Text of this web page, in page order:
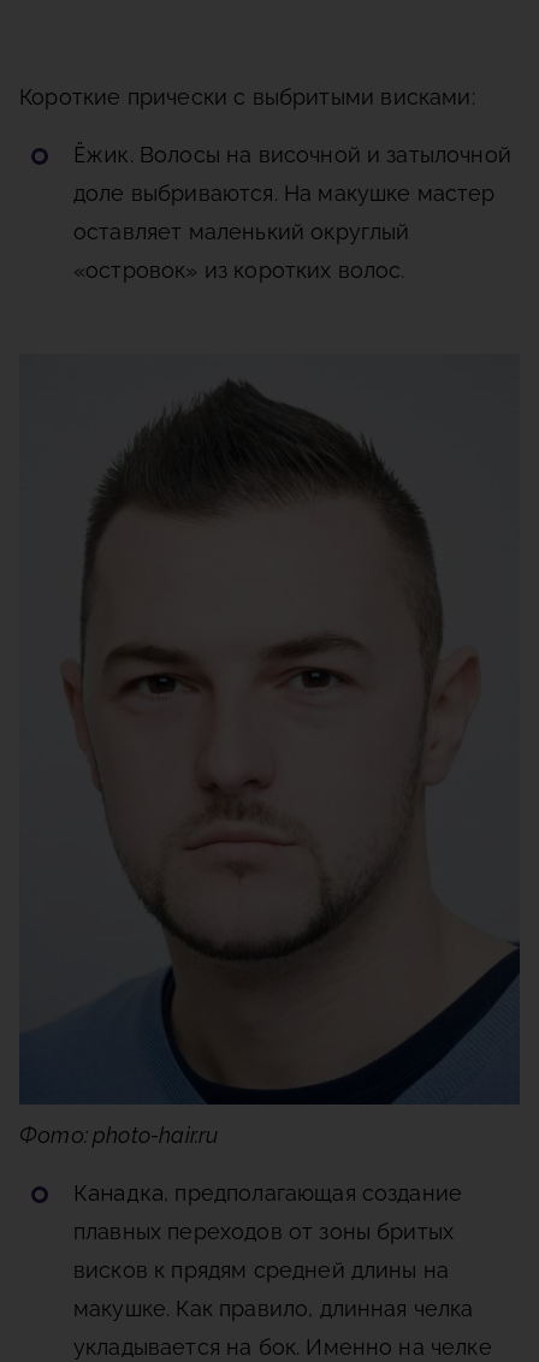
Короткие прически с выбритыми висками:
Ёжик. Волосы на височной и затылочной
доле выбриваются. На макушке мастер
оставляет маленький округлый
«островок» из коротких волос.
Фото: photo-hair.ru
Канадка, предполагающая создание
плавных переходов от зоны бритых
висков к прядям средней длины на
макушке. Как правило, длинная челка
укладывается на бок. Именно на челке